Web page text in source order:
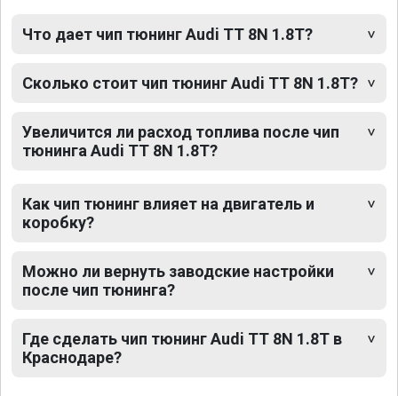
Что дает чип тюнинг Audi TT 8N 1.8T?
Сколько стоит чип тюнинг Audi TT 8N 1.8T?
Увеличится ли расход топлива после чип
тюнинга Audi TT 8N 1.8T?
Как чип тюнинг влияет на двигатель и
коробку?
Можно ли вернуть заводские настройки
после чип тюнинга?
Где сделать чип тюнинг Audi TT 8N 1.8T в
Краснодаре?